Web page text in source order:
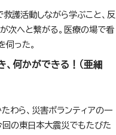
護活動しながら学ぶこと、反
次へと繋がる。医療の場で看
った。
何かができる！（亜細
わら、災害ボランティアの一
回の東日本大震災でもたびた